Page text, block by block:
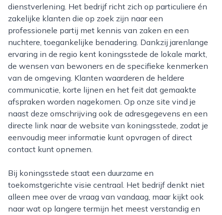
dienstverlening. Het bedrijf richt zich op particuliere én
zakelijke klanten die op zoek zijn naar een
professionele partij met kennis van zaken en een
nuchtere, toegankelijke benadering. Dankzij jarenlange
ervaring in de regio kent koningsstede de lokale markt,
de wensen van bewoners en de specifieke kenmerken
van de omgeving. Klanten waarderen de heldere
communicatie, korte lijnen en het feit dat gemaakte
afspraken worden nagekomen. Op onze site vind je
naast deze omschrijving ook de adresgegevens en een
directe link naar de website van koningsstede, zodat je
eenvoudig meer informatie kunt opvragen of direct
contact kunt opnemen.
Bij koningsstede staat een duurzame en
toekomstgerichte visie centraal. Het bedrijf denkt niet
alleen mee over de vraag van vandaag, maar kijkt ook
naar wat op langere termijn het meest verstandig en